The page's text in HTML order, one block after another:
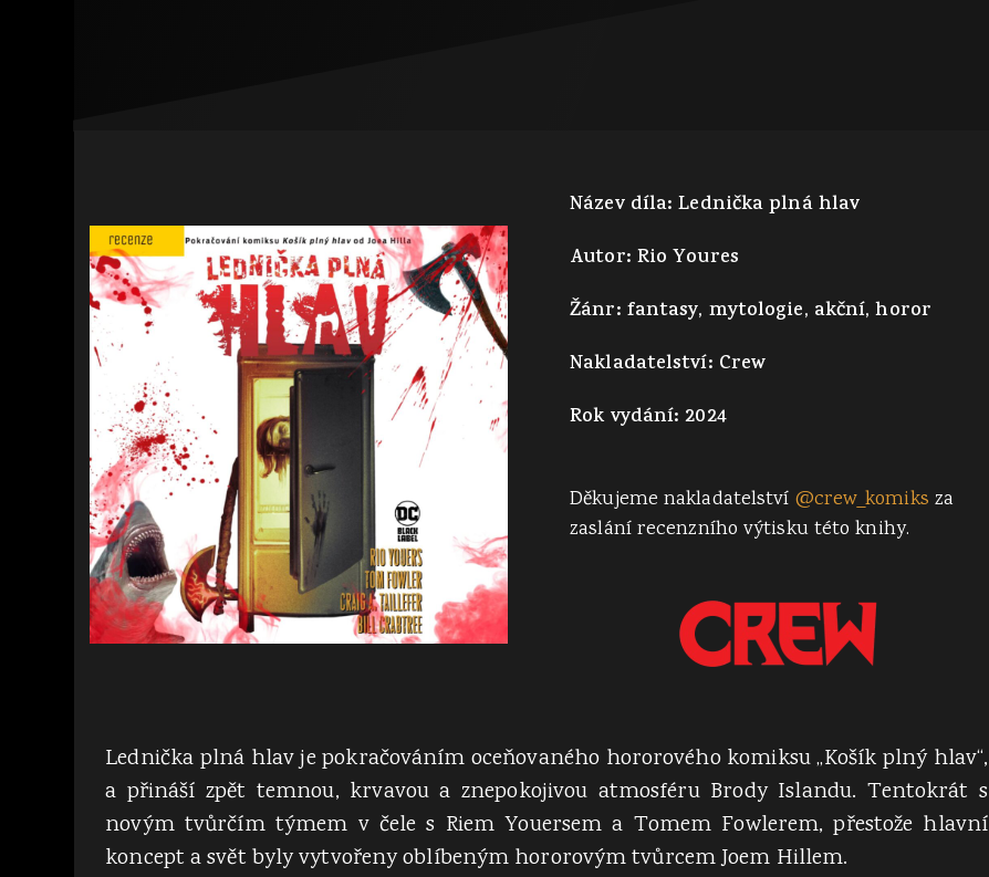
Název díla: Lednička plná hlav
Autor: Rio Youres
Žánr: fantasy, mytologie, akční, horor
Nakladatelství: Crew
Rok vydání: 2024
Děkujeme nakladatelství @crew_komiks za
zaslání recenzního výtisku této knihy.
Lednička plná hlav je pokračováním oceňovaného hororového komiksu „Košík plný hlav“,
a přináší zpět temnou, krvavou a znepokojivou atmosféru Brody Islandu. Tentokrát s
novým tvůrčím týmem v čele s Riem Youersem a Tomem Fowlerem, přestože hlavní
koncept a svět byly vytvořeny oblíbeným hororovým tvůrcem Joem Hillem.